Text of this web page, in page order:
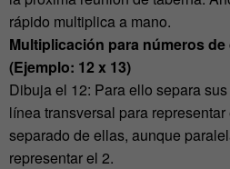
rápido multiplica a mano.
Multiplicación para números
(Ejemplo: 12 x 13)
Dibuja el 12: Para ello separa
línea transversal para
separado de ellas, aunque
representar el 2.